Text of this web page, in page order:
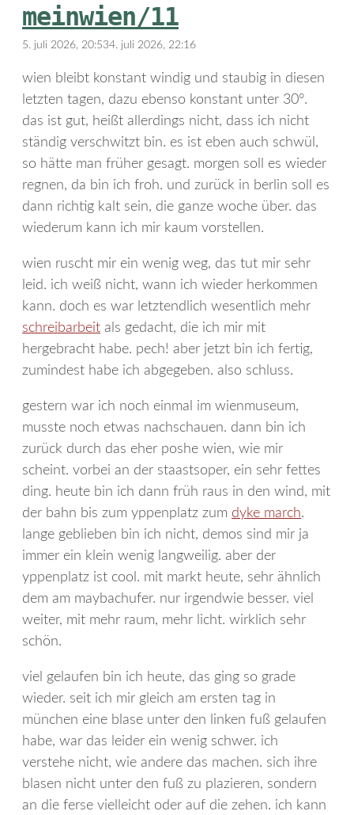
meinwien/11
5. juli 2026, 20:534. juli 2026, 22:16
wien bleibt konstant windig und staubig in diesen
letzten tagen, dazu ebenso konstant unter 30°.
das ist gut, heißt allerdings nicht, dass ich nicht
ständig verschwitzt bin. es ist eben auch schwül,
so hätte man früher gesagt. morgen soll es wieder
regnen, da bin ich froh. und zurück in berlin soll es
dann richtig kalt sein, die ganze woche über. das
wiederum kann ich mir kaum vorstellen.
wien ruscht mir ein wenig weg, das tut mir sehr
leid. ich weiß nicht, wann ich wieder herkommen
kann. doch es war letztendlich wesentlich mehr
schreibarbeit als gedacht, die ich mir mit
hergebracht habe. pech! aber jetzt bin ich fertig,
zumindest habe ich abgegeben. also schluss.
gestern war ich noch einmal im wienmuseum,
musste noch etwas nachschauen. dann bin ich
zurück durch das eher poshe wien, wie mir
scheint. vorbei an der staastsoper, ein sehr fettes
ding. heute bin ich dann früh raus in den wind, mit
der bahn bis zum yppenplatz zum dyke march.
lange geblieben bin ich nicht, demos sind mir ja
immer ein klein wenig langweilig. aber der
yppenplatz ist cool. mit markt heute, sehr ähnlich
dem am maybachufer. nur irgendwie besser. viel
weiter, mit mehr raum, mehr licht. wirklich sehr
schön.
viel gelaufen bin ich heute, das ging so grade
wieder. seit ich mir gleich am ersten tag in
münchen eine blase unter den linken fuß gelaufen
habe, war das leider ein wenig schwer. ich
verstehe nicht, wie andere das machen. sich ihre
blasen nicht unter den fuß zu plazieren, sondern
an die ferse vielleicht oder auf die zehen. ich kann